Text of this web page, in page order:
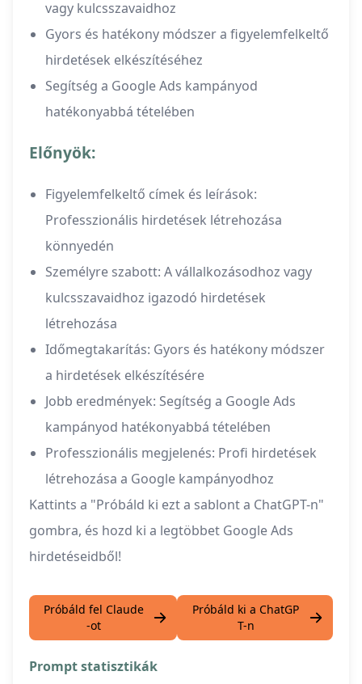
vagy kulcsszavaidhoz
Gyors és hatékony módszer a figyelemfelkeltő
hirdetések elkészítéséhez
Segítség a Google Ads kampányod
hatékonyabbá tételében
Előnyök:
Figyelemfelkeltő címek és leírások:
Professzionális hirdetések létrehozása
könnyedén
Személyre szabott: A vállalkozásodhoz vagy
kulcsszavaidhoz igazodó hirdetések
létrehozása
Időmegtakarítás: Gyors és hatékony módszer
a hirdetések elkészítésére
Jobb eredmények: Segítség a Google Ads
kampányod hatékonyabbá tételében
Professzionális megjelenés: Profi hirdetések
létrehozása a Google kampányodhoz
Kattints a "Próbáld ki ezt a sablont a ChatGPT-n"
gombra, és hozd ki a legtöbbet Google Ads
hirdetéseidből!
Próbáld fel Claude
-ot
Próbáld ki a ChatGP
T-n
Prompt statisztikák